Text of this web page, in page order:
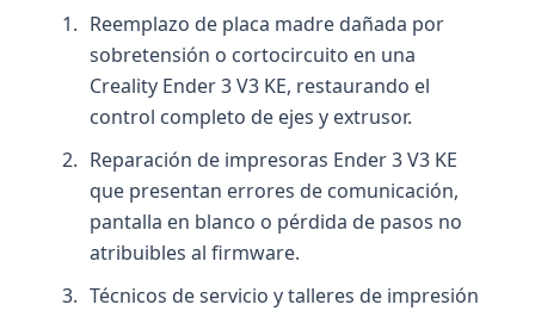
Reemplazo de placa madre dañada por
sobretensión o cortocircuito en una
Creality Ender 3 V3 KE, restaurando el
control completo de ejes y extrusor.
Reparación de impresoras Ender 3 V3 KE
que presentan errores de comunicación,
pantalla en blanco o pérdida de pasos no
atribuibles al firmware.
Técnicos de servicio y talleres de impresión